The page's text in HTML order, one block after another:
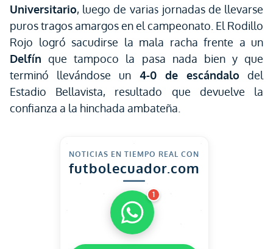
Universitario, luego de varias jornadas de llevarse
puros tragos amargos en el campeonato. El Rodillo
Rojo logró sacudirse la mala racha frente a un
Delfín que tampoco la pasa nada bien y que
terminó llevándose un 4-0 de escándalo del
Estadio Bellavista, resultado que devuelve la
confianza a la hinchada ambateña.
NOTICIAS EN TIEMPO REAL CON
futbolecuador.com
1